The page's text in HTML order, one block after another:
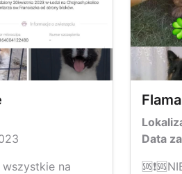
na
Flama
Data